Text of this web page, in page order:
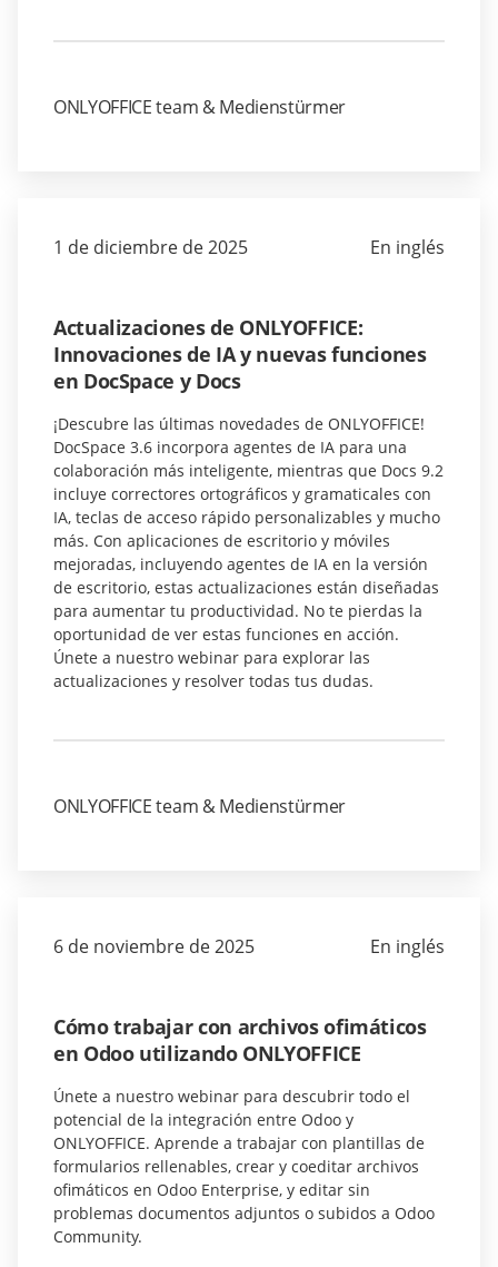
ONLYOFFICE team & Medienstürmer
1 de diciembre de 2025 En inglés
Actualizaciones de ONLYOFFICE:
Innovaciones de IA y nuevas funciones
en DocSpace y Docs
¡Descubre las últimas novedades de ONLYOFFICE!
DocSpace 3.6 incorpora agentes de IA para una
colaboración más inteligente, mientras que Docs 9.2
incluye correctores ortográficos y gramaticales con
IA, teclas de acceso rápido personalizables y mucho
más. Con aplicaciones de escritorio y móviles
mejoradas, incluyendo agentes de IA en la versión
de escritorio, estas actualizaciones están diseñadas
para aumentar tu productividad. No te pierdas la
oportunidad de ver estas funciones en acción.
Únete a nuestro webinar para explorar las
actualizaciones y resolver todas tus dudas.
ONLYOFFICE team & Medienstürmer
6 de noviembre de 2025 En inglés
Cómo trabajar con archivos ofimáticos
en Odoo utilizando ONLYOFFICE
Únete a nuestro webinar para descubrir todo el
potencial de la integración entre Odoo y
ONLYOFFICE. Aprende a trabajar con plantillas de
formularios rellenables, crear y coeditar archivos
ofimáticos en Odoo Enterprise, y editar sin
problemas documentos adjuntos o subidos a Odoo
Community.